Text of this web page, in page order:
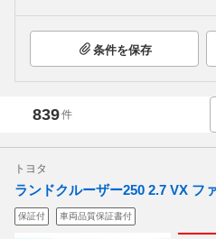
条件を保存
839件
トヨタ
ランドクルーザー250 2.7 VX フ
保証付 車両品質保証書付